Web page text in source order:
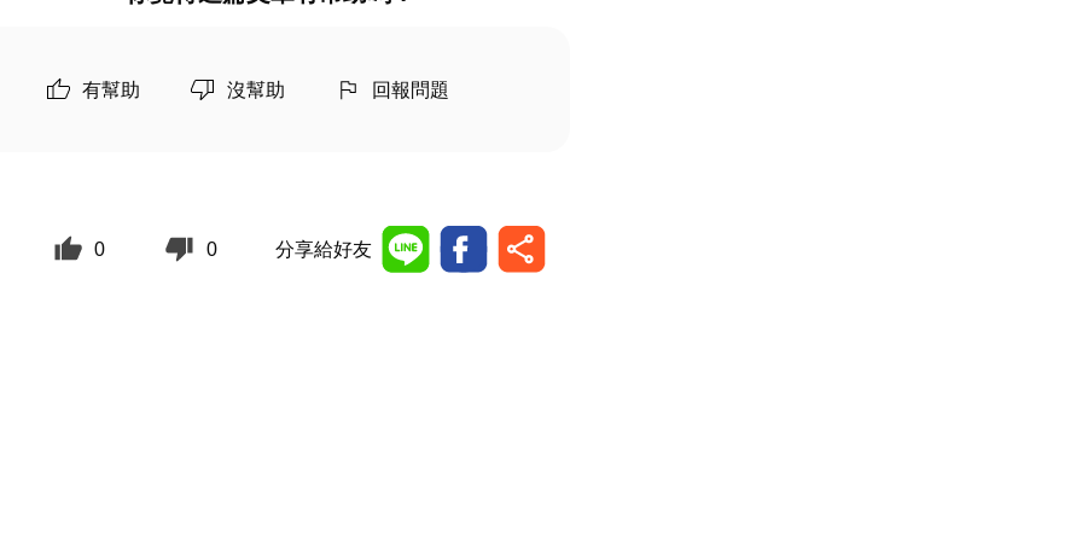
有幫助 沒幫助 回報問題
0 0 分享給好友